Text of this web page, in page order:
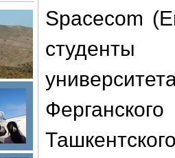
Spacecom
студенты